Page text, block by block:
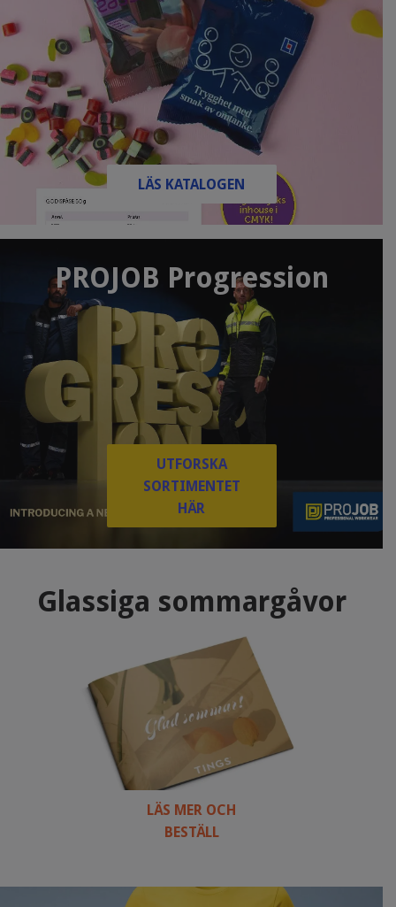
LÄS KATALOGEN
PROJOB Progression
UTFORSKA
SORTIMENTET
HÄR
Glassiga sommargåvor
LÄS MER OCH
BESTÄLL